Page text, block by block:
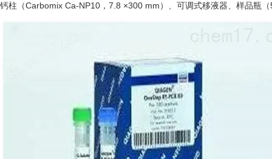
钙柱（Carbomix Ca-NP10，7.8 ×300 mm）、可调式移液器、样品瓶